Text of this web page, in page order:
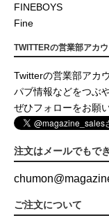
FINEBOYS
Fine
TWITTERの営業部アカウ
Twitterの営業部アカ
パブ情報などをつぶ
ぜひフォローをお願
注文はメールでもで
chumon@
ご注文について